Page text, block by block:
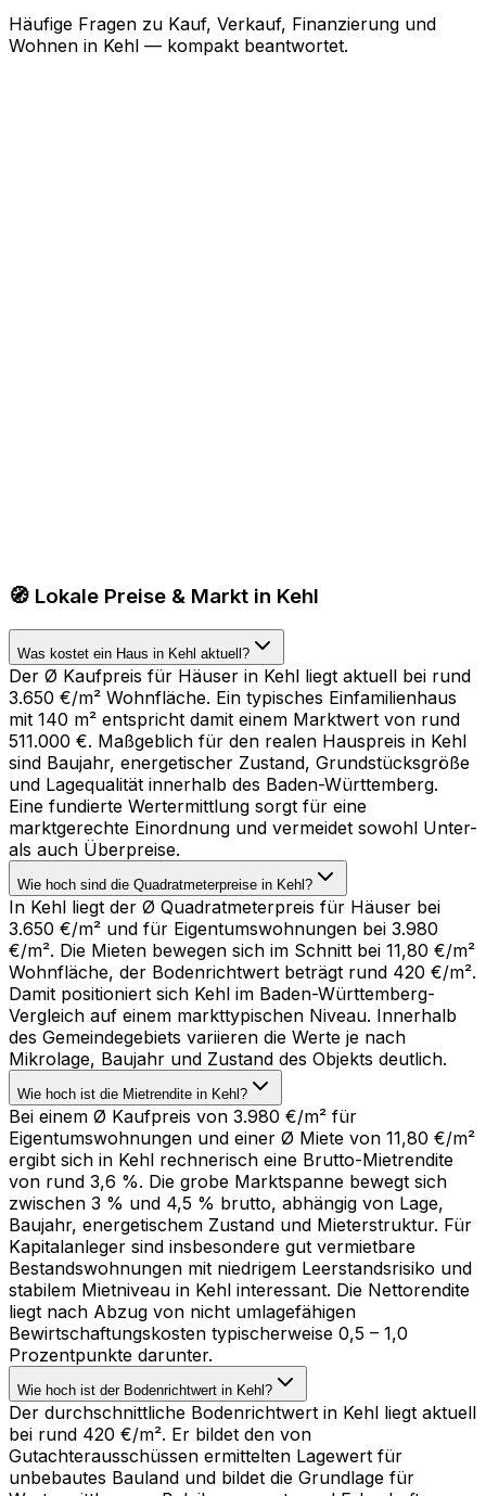
Häufige Fragen zu Kauf, Verkauf, Finanzierung und
Wohnen in Kehl — kompakt beantwortet.
🧭 Lokale Preise & Markt in Kehl
Was kostet ein Haus in Kehl aktuell?
Der Ø Kaufpreis für Häuser in Kehl liegt aktuell bei rund
3.650 €/m² Wohnfläche. Ein typisches Einfamilienhaus
mit 140 m² entspricht damit einem Marktwert von rund
511.000 €. Maßgeblich für den realen Hauspreis in Kehl
sind Baujahr, energetischer Zustand, Grundstücksgröße
und Lagequalität innerhalb des Baden-Württemberg.
Eine fundierte Wertermittlung sorgt für eine
marktgerechte Einordnung und vermeidet sowohl Unter-
als auch Überpreise.
Wie hoch sind die Quadratmeterpreise in Kehl?
In Kehl liegt der Ø Quadratmeterpreis für Häuser bei
3.650 €/m² und für Eigentumswohnungen bei 3.980
€/m². Die Mieten bewegen sich im Schnitt bei 11,80 €/m²
Wohnfläche, der Bodenrichtwert beträgt rund 420 €/m².
Damit positioniert sich Kehl im Baden-Württemberg-
Vergleich auf einem markttypischen Niveau. Innerhalb
des Gemeindegebiets variieren die Werte je nach
Mikrolage, Baujahr und Zustand des Objekts deutlich.
Wie hoch ist die Mietrendite in Kehl?
Bei einem Ø Kaufpreis von 3.980 €/m² für
Eigentumswohnungen und einer Ø Miete von 11,80 €/m²
ergibt sich in Kehl rechnerisch eine Brutto-Mietrendite
von rund 3,6 %. Die grobe Marktspanne bewegt sich
zwischen 3 % und 4,5 % brutto, abhängig von Lage,
Baujahr, energetischem Zustand und Mieterstruktur. Für
Kapitalanleger sind insbesondere gut vermietbare
Bestandswohnungen mit niedrigem Leerstandsrisiko und
stabilem Mietniveau in Kehl interessant. Die Nettorendite
liegt nach Abzug von nicht umlagefähigen
Bewirtschaftungskosten typischerweise 0,5 – 1,0
Prozentpunkte darunter.
Wie hoch ist der Bodenrichtwert in Kehl?
Der durchschnittliche Bodenrichtwert in Kehl liegt aktuell
bei rund 420 €/m². Er bildet den von
Gutachterausschüssen ermittelten Lagewert für
unbebautes Bauland und bildet die Grundlage für